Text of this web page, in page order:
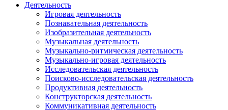
Деятельность
Игровая деятельность
Познавательная деятельность
Изобразительная деятельность
Музыкальная деятельность
Музыкально-ритмическая деятельность
Музыкально-игровая деятельность
Исследовательская деятельность
Поисково-исследовательская деятельность
Продуктивная деятельность
Конструкторская деятельность
Коммуникативная деятельность